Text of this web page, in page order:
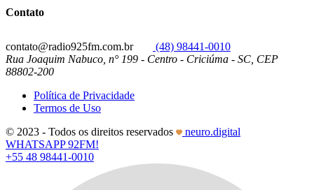
Contato
contato@radio925fm.com.br
(48) 98441-0010
Rua Joaquim Nabuco, n° 199 - Centro - Criciúma - SC, CEP
88802-200
Política de Privacidade
Termos de Uso
© 2023 - Todos os direitos reservados
neuro.digital
WHATSAPP 92FM!
+55 48 98441-0010